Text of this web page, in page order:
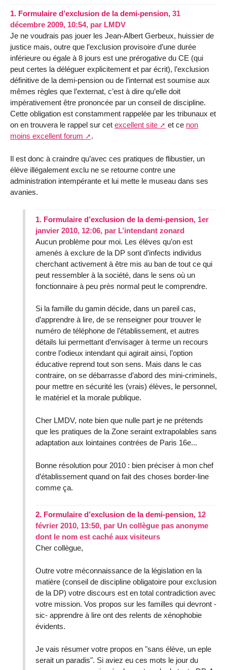
1. Formulaire d’exclusion de la demi-pension, 31
décembre 2009, 10:54, par LMDV
Je ne voudrais pas jouer les Jean-Albert Gerbeux, huissier de
justice mais, outre que l’exclusion provisoire d’une durée
inférieure ou égale à 8 jours est une prérogative du CE (qui
peut certes la déléguer explicitement et par écrit), l’exclusion
définitive de la demi-pension ou de l’internat est soumise aux
mêmes règles que l’externat, c’est à dire qu’elle doit
impérativement être prononcée par un conseil de discipline.
Cette obligation est constamment rappelée par les tribunaux et
on en trouvera le rappel sur cet excellent site et ce non
moins excellent forum
.
Il est donc à craindre qu’avec ces pratiques de flibustier, un
élève illégalement exclu ne se retourne contre une
administration intempérante et lui mette le museau dans ses
avanies.
1. Formulaire d’exclusion de la demi-pension, 1er
janvier 2010, 12:06, par L’intendant zonard
Aucun problème pour moi. Les élèves qu’on est
amenés à exclure de la DP sont d’infects individus
cherchant activement à être mis au ban de tout ce qui
peut ressembler à la société, dans le sens où un
fonctionnaire à peu près normal peut le comprendre.
Si la famille du gamin décide, dans un pareil cas,
d’apprendre à lire, de se renseigner pour trouver le
numéro de téléphone de l’établissement, et autres
détails lui permettant d’envisager à terme un recours
contre l’odieux intendant qui agirait ainsi, l’option
éducative reprend tout son sens. Mais dans le cas
contraire, on se débarrasse d’abord des mini-criminels,
pour mettre en sécurité les (vrais) élèves, le personnel,
le matériel et la morale publique.
Cher LMDV, note bien que nulle part je ne prétends
que les pratiques de la Zone seraint extrapolables sans
adaptation aux lointaines contrées de Paris 16e...
Bonne résolution pour 2010 : bien préciser à mon chef
d’établissement quand on fait des choses border-line
comme ça.
2. Formulaire d’exclusion de la demi-pension, 12
février 2010, 13:50, par Un collègue pas anonyme
dont le nom est caché aux visiteurs
Cher collègue,
Outre votre méconnaissance de la législation en la
matière (conseil de discipline obligatoire pour exclusion
de la DP) votre discours est en total contradiction avec
votre mission. Vos propos sur les familles qui devront -
sic- apprendre à lire ont des relents de xénophobie
évidents.
Je vais résumer votre propos en "sans élève, un eple
serait un paradis". Si aviez eu ces mots le jour du